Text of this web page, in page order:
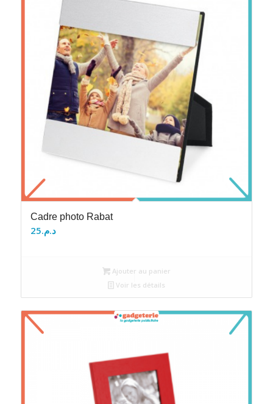
Cadre photo Rabat
د.م.25
Ajouter au panier
Voir les détails